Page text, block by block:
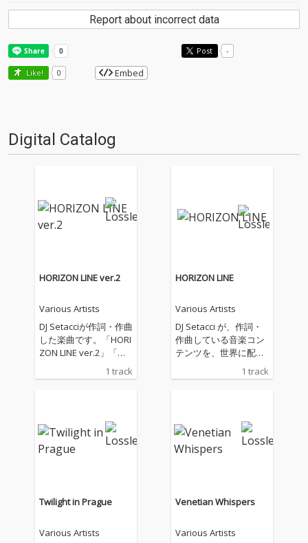
Report about incorrect data
Post -
Like! 0 Embed
Digital Catalog
HORIZON LINE ver.2
Various Artists
DJ Setacciが作詞・作曲
した楽曲です。「HORI
ZON LINE ver.2」「水
として、配信いたしま
境とともに生きること
の大切さに、想いを込
めて創りました。
1 track
HORIZON LINE
Various Artists
DJ Setacci が、作詞・
作曲している音楽コン
テンツを、世界に配信
しています。主なジャ
ンルは、House、R&
1 track
Twilight in Prague
Various Artists
Venetian Whispers
Various Artists